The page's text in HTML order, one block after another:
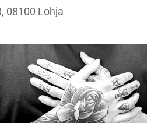
08100 Lohja